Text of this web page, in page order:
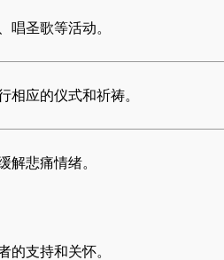
唱圣歌等活动。
相应的仪式和祈祷。
解悲痛情绪。
的支持和关怀。